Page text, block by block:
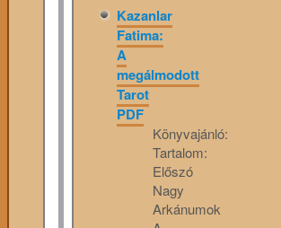
Kazanlar
Fatima:
A
megálmodott
Tarot
PDF
Könyvajánló:
Tartalom:
Előszó
Nagy
Arkánumok